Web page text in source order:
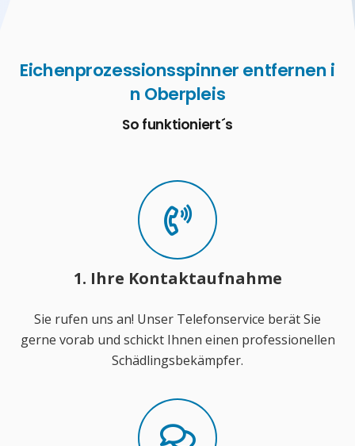
Eichenprozessionsspinner entfernen i
n Oberpleis
So funktioniert´s
1. Ihre Kontaktaufnahme
Sie rufen uns an! Unser Telefonservice berät Sie
gerne vorab und schickt Ihnen einen professionellen
Schädlingsbekämpfer.